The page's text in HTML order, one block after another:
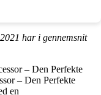
har i gennemsnit
– Den Perfekte
– Den Perfekte
en